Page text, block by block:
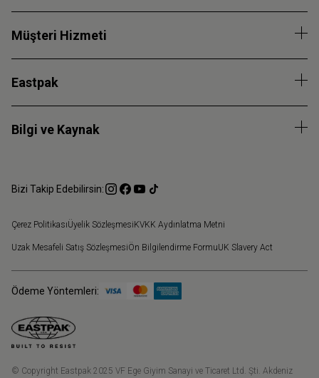
Müşteri Hizmeti
Eastpak
Bilgi ve Kaynak
Bizi Takip Edebilirsin:
Çerez PolitikasıÜyelik SözleşmesiKVKK Aydınlatma Metni
Uzak Mesafeli Satış SözleşmesiÖn Bilgilendirme FormuUK Slavery Act
Ödeme Yöntemleri:
© Copyright Eastpak 2025 VF Ege Giyim Sanayi ve Ticaret Ltd. Şti. Akdeniz